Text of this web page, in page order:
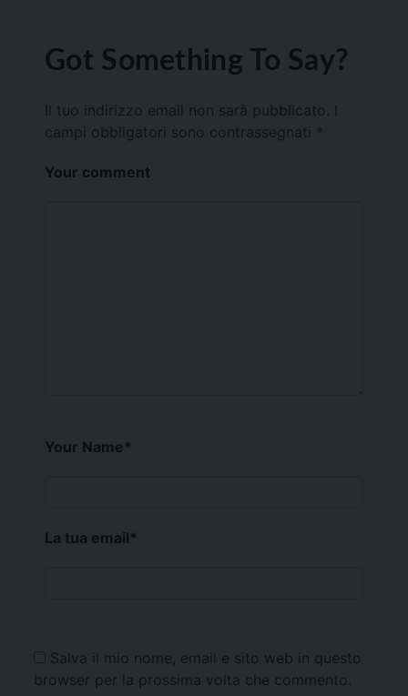
Got Something To Say?
Il tuo indirizzo email non sarà pubblicato.
campi obbligatori sono contrassegnati *
Your comment
Your Name*
La tua email*
Salva il mio nome, email e sito web in questo
browser per la prossima volta che commento.